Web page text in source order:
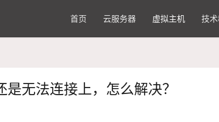
首页 云服务器 虚拟主机 技
无法连接上，怎么解决？